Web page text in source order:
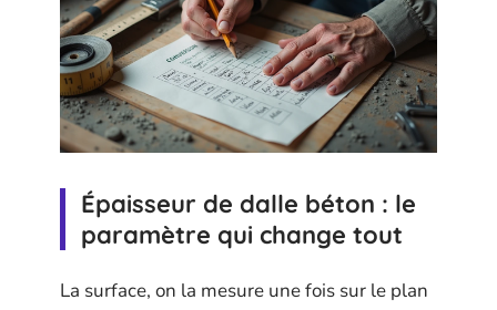
Épaisseur de dalle béton : le
paramètre qui change tout
La surface, on la mesure une fois sur le plan